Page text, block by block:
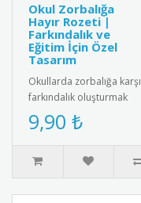
Okul Zorbalığa
Hayır Rozeti |
Farkındalık ve
Eğitim İçin Özel
Tasarım
Okullarda zorbalığa karşı
farkındalık oluşturmak
amacıyla tasarlanmış
“Zorbalığa Hayır” temalı
rozet..
9,90 ₺